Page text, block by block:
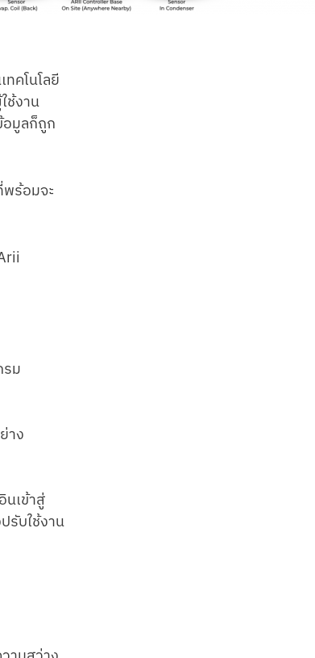
คโนโลยี
ช้งาน
อมูลก็ถูก
พร้อมจะ
รม
าง
เข้าสู่
รับใช้งาน